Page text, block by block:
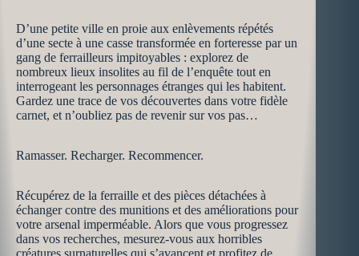
D’une petite ville en proie aux enlèvements répétés
d’une secte à une casse transformée en forteresse par un
gang de ferrailleurs impitoyables : explorez de
nombreux lieux insolites au fil de l’enquête tout en
interrogeant les personnages étranges qui les habitent.
Gardez une trace de vos découvertes dans votre fidèle
carnet, et n’oubliez pas de revenir sur vos pas…
Ramasser. Recharger. Recommencer.
Récupérez de la ferraille et des pièces détachées à
échanger contre des munitions et des améliorations pour
votre arsenal imperméable. Alors que vous progressez
dans vos recherches, mesurez-vous aux horribles
créatures surnaturelles qui s’avancent et profitez de